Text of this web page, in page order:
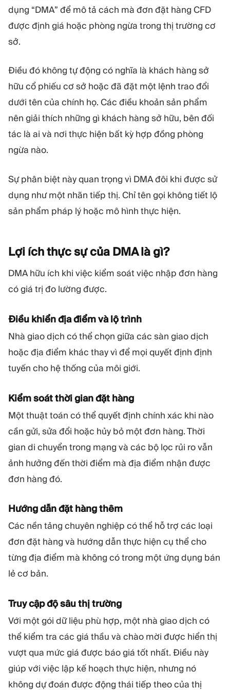
dụng “DMA” để mô tả cách mà đơn đặt hàng CFD
được định giá hoặc phòng ngừa trong thị trường cơ
sở.
Điều đó không tự động có nghĩa là khách hàng sở
hữu cổ phiếu cơ sở hoặc đã đặt một lệnh trao đổi
dưới tên của chính họ. Các điều khoản sản phẩm
nên giải thích những gì khách hàng sở hữu, bên đối
tác là ai và nơi thực hiện bất kỳ hợp đồng phòng
ngừa nào.
Sự phân biệt này quan trọng vì DMA đôi khi được sử
dụng như một nhãn tiếp thị. Chỉ tên gọi không tiết lộ
sản phẩm pháp lý hoặc mô hình thực hiện.
Lợi ích thực sự của DMA là gì?
DMA hữu ích khi việc kiểm soát việc nhập đơn hàng
có giá trị đo lường được.
Điều khiển địa điểm và lộ trình
Nhà giao dịch có thể chọn giữa các sàn giao dịch
hoặc địa điểm khác thay vì để mọi quyết định định
tuyến cho hệ thống của môi giới.
Kiểm soát thời gian đặt hàng
Một thuật toán có thể quyết định chính xác khi nào
cần gửi, sửa đổi hoặc hủy bỏ một đơn hàng. Thời
gian di chuyển trong mạng và các bộ lọc rủi ro vẫn
ảnh hưởng đến thời điểm mà địa điểm nhận được
đơn hàng đó.
Hướng dẫn đặt hàng thêm
Các nền tảng chuyên nghiệp có thể hỗ trợ các loại
đơn đặt hàng và hướng dẫn thực hiện cụ thể cho
từng địa điểm mà không có trong một ứng dụng bán
lẻ cơ bản.
Truy cập độ sâu thị trường
Với một gói dữ liệu phù hợp, một nhà giao dịch có
thể kiểm tra các giá thầu và chào mời được hiển thị
vượt qua mức giá được báo giá tốt nhất. Điều này
giúp với việc lập kế hoạch thực hiện, nhưng nó
không dự đoán được động thái tiếp theo của thị